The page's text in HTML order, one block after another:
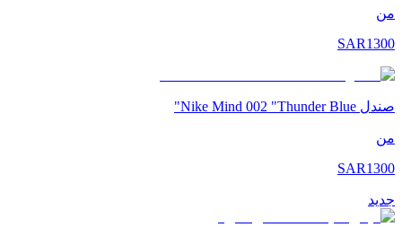
من
SAR1300
صندل Nike Mind 002 "Thunder Blue"
من
SAR1300
جديد